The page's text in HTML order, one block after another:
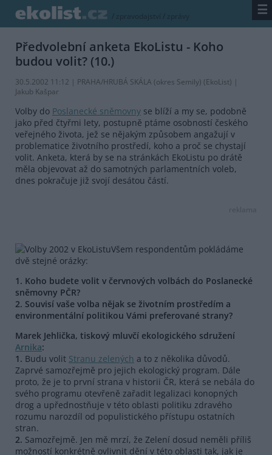
/ zpravodajství / zprávy ☰
Předvolební anketa EkoListu - Koho
budou volit? (10.)
30.5.2002 11:12 | PRAHA/HRUBÁ SKÁLA (okres Semily) (EkoList) |
Jakub Kašpar
Volby do Poslanecké sněmovny se blíží a my se, podobně
jako před čtyřmi lety, postupně ptáme osobností českého
veřejného života, jež se nějakým způsobem angažují v
problematice životního prostředí, koho a proč se chystají
volit. Anketa, která by se na stránkách EkoListu po drátě
měla objevovat až do samotných parlamentních voleb,
dnes pokračuje již svojí desátou částí.
reklama
Všem respondentům pokládáme
dvě stejné orázky:
1. Koho budete volit v červnových volbách do Poslanecké
sněmovny PČR?
2. Souvisí vaše volba nějak se životním prostředím a
environmentální politikou Vámi preferované strany?
Marek Jehlička, tiskový mluvčí ekologického sdružení
Arnika:
1. Budu volit Stranu zelených a to z několika důvodů.
Zaprvé samozřejmě pro jejich ekologický program. Dále
proto, že je to první strana v historii ČR, která se nebála do
svého programu otevřeně zařadit legalizaci konopných
drog a upřednostňuje v této oblasti politiku zdravého
rozumu narozdíl od populistického přístupu ostatních
stran.
2. Samozřejmě. Jen mě mrzí, že Zelení dosud neměli příliš
možností konkrétně ovlivnit dění v této oblasti tak, jak je